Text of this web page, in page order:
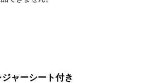
ャーシート付き